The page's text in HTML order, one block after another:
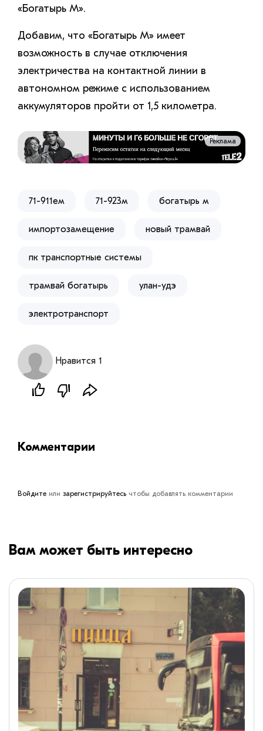
«Богатырь М».
Добавим, что «Богатырь М» имеет
возможность в случае отключения
электричества на контактной линии в
автономном режиме с использованием
аккумуляторов пройти от 1,5 километра.
Реклама
71-911ем 71-923м богатырь м
импортозамещение новый трамвай
пк транспортные системы
трамвай богатырь улан-удэ
электротранспорт
Нравится 1
Комментарии
Войдите или зарегистрируйтесь чтобы добавлять комментарии
Вам может быть интересно